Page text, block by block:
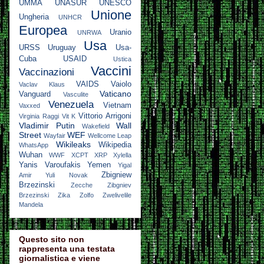
UMMA UNASUR
UNESCO
Ungheria
UNHCR
Unione
Europea
UNRWA
Uranio
URSS
Uruguay Usa
Usa-
Cuba
USAID Ustica
Vaccinazioni Vaccini
Vaclav Klaus VAIDS
Vaiolo
Vanguard
Vasculite Vaticano
Vaxxed Venezuela Vietnam
Virginia Raggi Vit K Vittorio Arrigoni
Vladimir Putin Wakefield
Wall
Street Wayfair WEF Wellcome Leap
WhatsApp
Wikileaks
Wikipedia
Wuhan
WWF XCPT XRP Xylella
Yanis Varoufakis Yemen
Yigal
Amir
Yuli Novak
Zbigniew
Brzezinski
Zecche
Zibgniev
Brzezinski
Zika Zolfo
Zwelivelile
Mandela
Questo sito non
rappresenta una testata
giornalistica e viene